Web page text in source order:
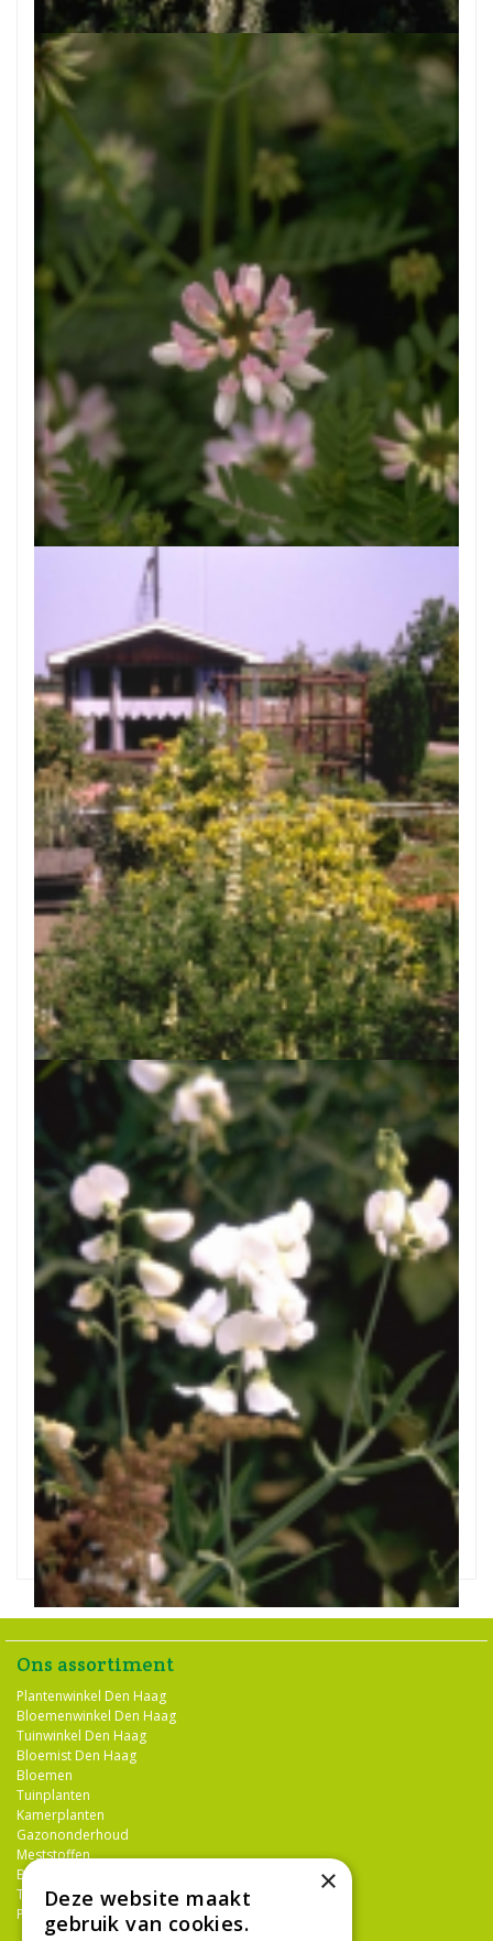
Bont kroonkruid
Securigera varia
Boomlupine
Lupinus arboreus 'Golden Spire'
Brede lathyrus
Lathyrus latifolius 'White Pearl'
Ons assortiment
Plantenwinkel Den Haag
Bloemenwinkel Den Haag
Tuinwinkel Den Haag
Bloemist Den Haag
Bloemen
Tuinplanten
Kamerplanten
Gazononderhoud
Meststoffen
Bestrijdingsmiddelen
Tuingereedschap
Potterie
×
Deze website maakt
gebruik van cookies.